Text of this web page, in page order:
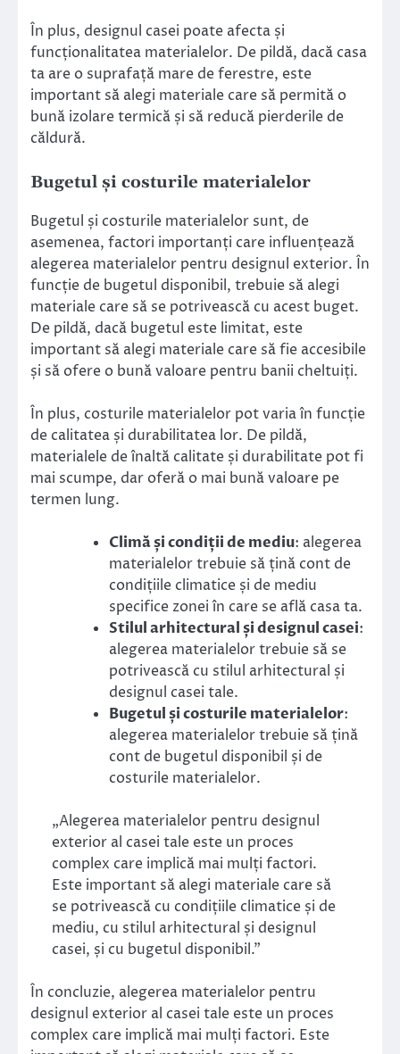
În plus, designul casei poate afecta și
funcționalitatea materialelor. De pildă, dacă casa
ta are o suprafață mare de ferestre, este
important să alegi materiale care să permită o
bună izolare termică și să reducă pierderile de
căldură.
Bugetul și costurile materialelor
Bugetul și costurile materialelor sunt, de
asemenea, factori importanți care influențează
alegerea materialelor pentru designul exterior. În
funcție de bugetul disponibil, trebuie să alegi
materiale care să se potrivească cu acest buget.
De pildă, dacă bugetul este limitat, este
important să alegi materiale care să fie accesibile
și să ofere o bună valoare pentru banii cheltuiți.
În plus, costurile materialelor pot varia în funcție
de calitatea și durabilitatea lor. De pildă,
materialele de înaltă calitate și durabilitate pot fi
mai scumpe, dar oferă o mai bună valoare pe
termen lung.
Climă și condiții de mediu: alegerea
materialelor trebuie să țină cont de
condițiile climatice și de mediu
specifice zonei în care se află casa ta.
Stilul arhitectural și designul casei:
alegerea materialelor trebuie să se
potrivească cu stilul arhitectural și
designul casei tale.
Bugetul și costurile materialelor:
alegerea materialelor trebuie să țină
cont de bugetul disponibil și de
costurile materialelor.
„Alegerea materialelor pentru designul
exterior al casei tale este un proces
complex care implică mai mulți factori.
Este important să alegi materiale care să
se potrivească cu condițiile climatice și de
mediu, cu stilul arhitectural și designul
casei, și cu bugetul disponibil.”
În concluzie, alegerea materialelor pentru
designul exterior al casei tale este un proces
complex care implică mai mulți factori. Este